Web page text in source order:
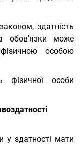
здатність
обов'язки може
особою
фізичної особи
у здатності мати